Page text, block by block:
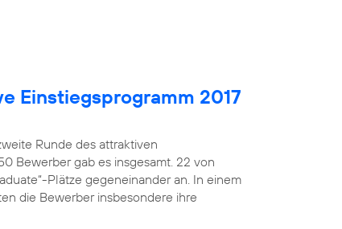
Einstiegsprogramm 2017
Runde des attraktiven
Bewerber gab es insgesamt. 22 von
Plätze gegeneinander an. In einem
die Bewerber insbesondere ihre